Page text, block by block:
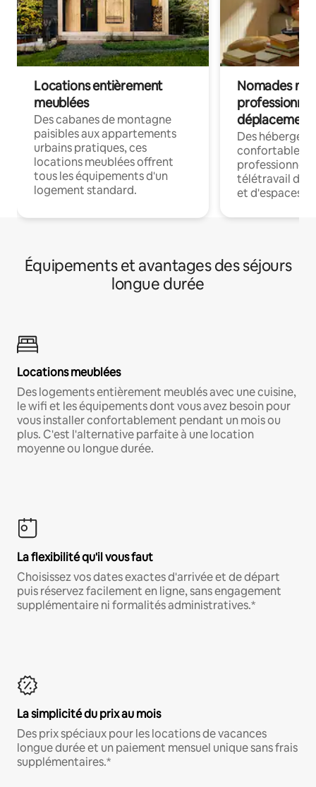
Locations entièrement
meublées
Des cabanes de montagne
paisibles aux appartements
urbains pratiques, ces
locations meublées offrent
tous les équipements d'un
logement standard.
Nomades
déplacement
Des
confortables
professionnels
télétravail
et d'espaces
Équipements et avantages des séjours
longue durée
Locations meublées
Des logements entièrement meublés avec une cuisine,
le wifi et les équipements dont vous avez besoin pour
vous installer confortablement pendant un mois ou
plus. C'est l'alternative parfaite à une location
moyenne ou longue durée.
La flexibilité qu'il vous faut
Choisissez vos dates exactes d'arrivée et de départ
puis réservez facilement en ligne, sans engagement
supplémentaire ni formalités administratives.*
La simplicité du prix au mois
Des prix spéciaux pour les locations de vacances
longue durée et un paiement mensuel unique sans frais
supplémentaires.*